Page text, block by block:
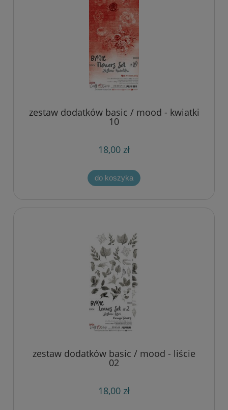
zestaw dodatków basic / mood - kwiatki
10
18,00 zł
do koszyka
zestaw dodatków basic / mood - liście
02
18,00 zł